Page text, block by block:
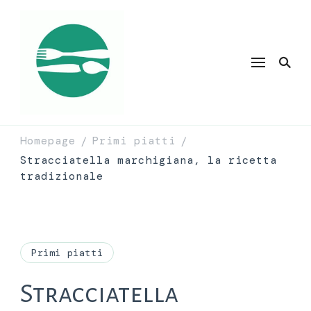
Homepage / Primi piatti /
Stracciatella marchigiana, la ricetta
tradizionale
Primi piatti
Stracciatella